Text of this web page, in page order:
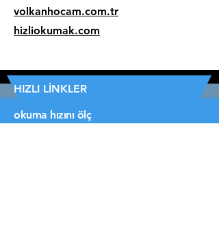
volkanhocam.com.tr
hizliokumak.com
HIZLI LİNKLER
okuma hızını ölç
anlama hızını ölç